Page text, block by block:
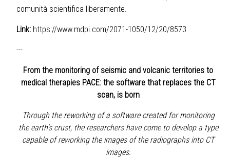
comunità scientifica liberamente.
Link: https://www.mdpi.com/2071-1050/12/20/8573
---
From the monitoring of seismic and volcanic territories to
medical therapies PACE: the software that replaces the CT
scan, is born
Through the reworking of a software created for monitoring
the earth's crust, the researchers have come to develop a type
capable of reworking the images of the radiographs into CT
images.